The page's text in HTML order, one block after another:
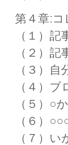
第４章:
（１）
（２）
（３）
（４）
（５）○
（６）
（７）